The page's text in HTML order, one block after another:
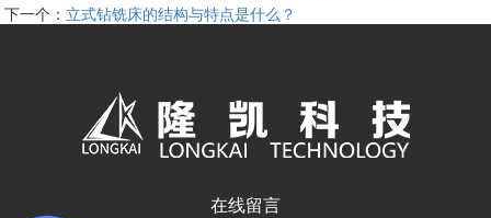
下一个： 立式钻铣床的结构与特点是什么？
在线留言